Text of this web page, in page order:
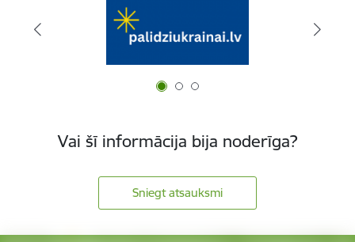
Vai šī informācija bija noderīga?
Sniegt atsauksmi